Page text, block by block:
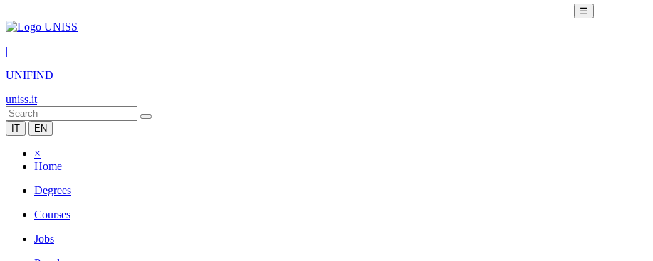
☰
|
UNIFIND
uniss.it
IT EN
×
Home
Degrees
Courses
Jobs